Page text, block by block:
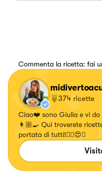
Commenta la ricetta: fai
374 ricette
Ciao❤️ sono Giulia e vi do
👩🏼‍🍳 Qui troverete
portata di tutti!✌🏼😍🍝